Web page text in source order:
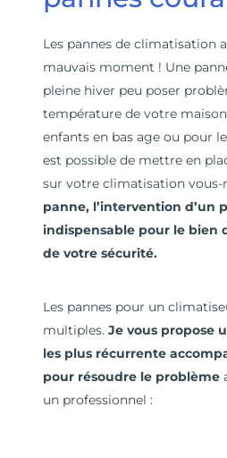
Les pannes de climatisation
mauvais moment ! Une
pleine hiver peu poser
température de votre
enfants en bas age ou pour
est possible de mettre en
sur votre climatisation vous-
panne, l’intervention d’un
indispensable pour le bien
de votre sécurité.
Les pannes pour un
multiples.Je vous propose
les plus récurrente
pour résoudre le problème
un professionnel :